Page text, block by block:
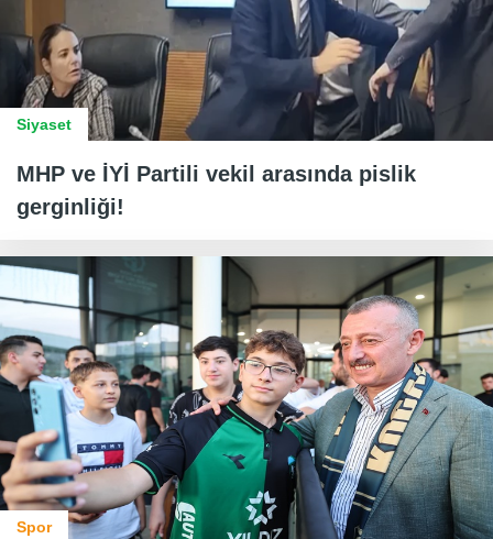
Siyaset
MHP ve İYİ Partili vekil arasında pislik
gerginliği!
Spor